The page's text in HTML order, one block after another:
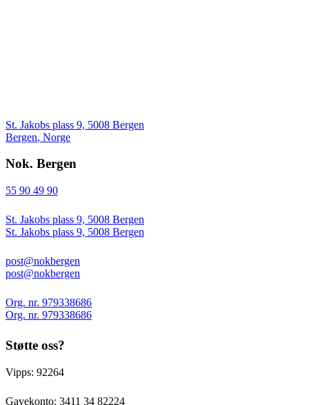
St. Jakobs plass 9, 5008 Bergen
Bergen, Norge
Nok. Bergen
55 90 49 90
St. Jakobs plass 9, 5008 Bergen
St. Jakobs plass 9, 5008 Bergen
post@nokbergen
post@nokbergen
Org. nr. 979338686
Org. nr. 979338686
Støtte oss?
Vipps: 92264
Gavekonto: 3411 34 82224